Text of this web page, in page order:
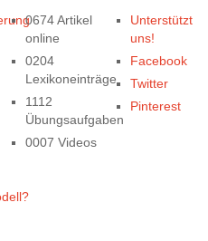
0674 Artikel
online
0204
Lexikoneinträge
1112
Übungsaufgaben
0007 Videos
Unterstützt
uns!
Facebook
Twitter
Pinterest